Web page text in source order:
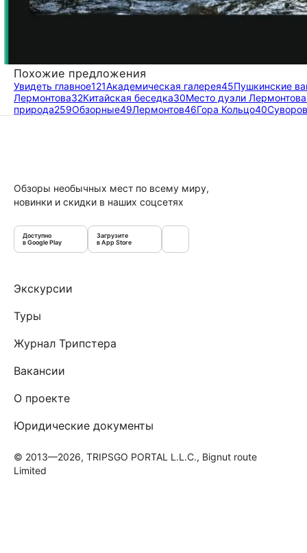
Похожие предложения
Увидеть главное121Академическая галерея45Пушкинские
Лермонтова32Китайская беседка30Место дуэли Лермонтова
природа259Обзорные49Лермонтов46Гора Кольцо40
Обзоры необычных мест по всему миру,
новинки и скидки в наших соцсетях
Доступно
в Google Play
Загрузите
в App Store
Экскурсии
Туры
Журнал Трипстера
Вакансии
О проекте
Юридические документы
© 2013—2026, TRIPSGO PORTAL L.L.C., Bignut route
Limited